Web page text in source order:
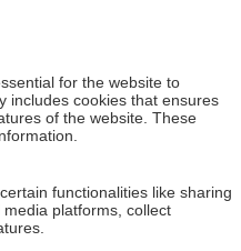
for the website to
includes cookies that ensures
of the website. These
functionalities like sharing
platforms, collect